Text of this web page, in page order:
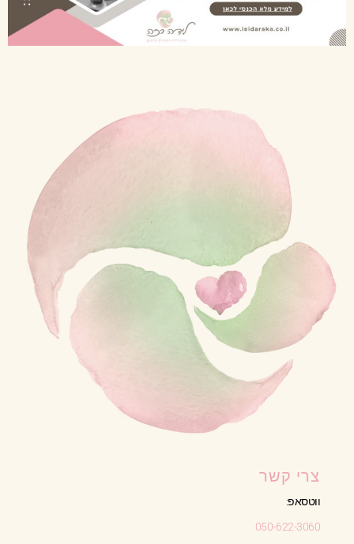
צרי קשר
ווטסאפ:
050-622-3060